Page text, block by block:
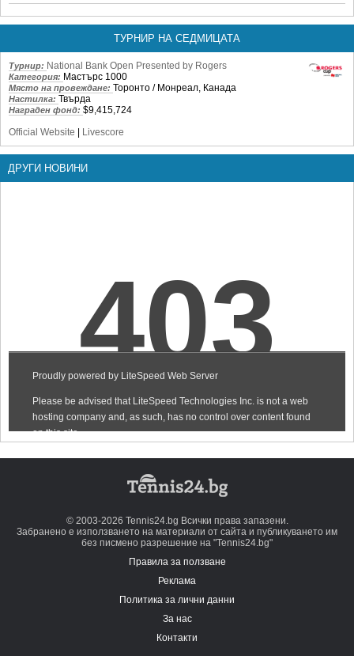
ТУРНИР НА СЕДМИЦАТА
Турнир: National Bank Open Presented by Rogers
Категория: Мастърс 1000
Място на провеждане: Торонто / Монреал, Канада
Настилка: Твърда
Награден фонд: $9,415,724
Official Website | Livescore
ДРУГИ НОВИНИ
© 2003-2026 Tennis24.bg Всички права запазени.
Забранено е използването на материали от сайта и публикуването им
без писмено разрешение на "Tennis24.bg"
Правила за ползване
Реклама
Политика за лични данни
За нас
Контакти